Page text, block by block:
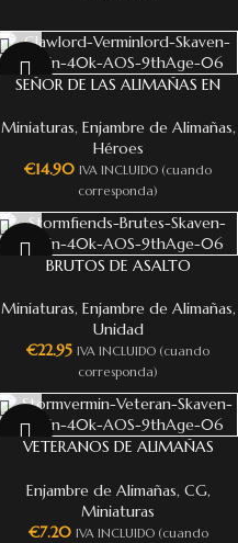
NEW
SEÑOR DE LAS ALIMAÑAS EN
Miniaturas, Enjambre de Alimañas,
Héroes
€14.90 IVA INCLUIDO (cuando
corresponda)
BRUTOS DE ASALTO
Miniaturas, Enjambre de Alimañas,
Unidad
€22.95 IVA INCLUIDO (cuando
corresponda)
VETERANOS DE ALIMAÑAS
Enjambre de Alimañas, CG,
Miniaturas
€7.20 IVA INCLUIDO (cuando